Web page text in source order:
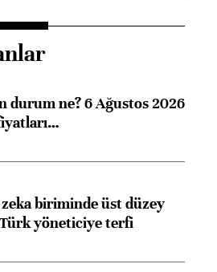
durum ne? 6 Ağustos 2026
zeka biriminde üst düzey
yöneticiye terfi